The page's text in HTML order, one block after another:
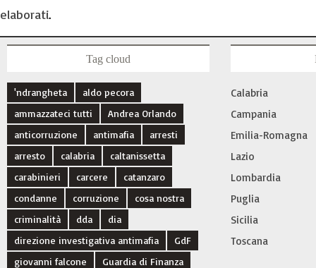
elaborati.
Tag cloud
'ndrangheta
aldo pecora
ammazzateci tutti
Andrea Orlando
anticorruzione
antimafia
arresti
arresto
calabria
caltanissetta
carabinieri
carcere
catanzaro
condanne
corruzione
cosa nostra
criminalità
dda
dia
direzione investigativa antimafia
GdF
giovanni falcone
Guardia di Finanza
Calabria
Campania
Emilia-Romagna
Lazio
Lombardia
Puglia
Sicilia
Toscana